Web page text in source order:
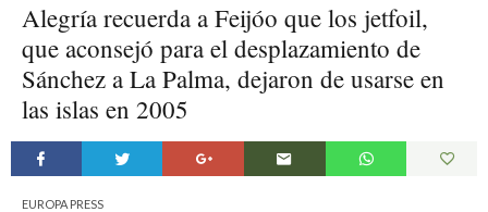
Alegría recuerda a Feijóo que los jetfoil,
que aconsejó para el desplazamiento de
Sánchez a La Palma, dejaron de usarse en
las islas en 2005
EUROPA PRESS